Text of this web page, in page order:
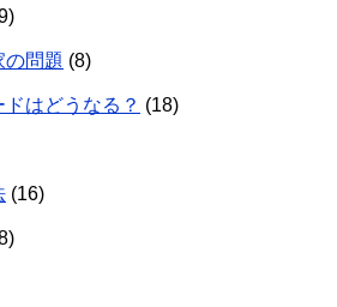
の問題 (8)
はどうなる？ (18)
(16)